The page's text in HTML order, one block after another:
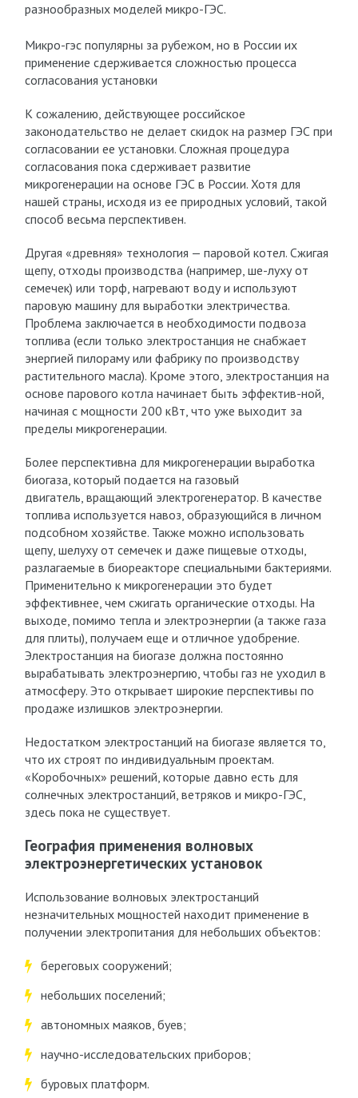
разнообразных моделей микро-ГЭС.
Микро-гэс популярны за рубежом, но в России их
применение сдерживается сложностью процесса
согласования установки
К сожалению, действующее российское
законодательство не делает скидок на размер ГЭС при
согласовании ее установки. Сложная процедура
согласования пока сдерживает развитие
микрогенерации на основе ГЭС в России. Хотя для
нашей страны, исходя из ее природных условий, такой
способ весьма перспективен.
Другая «древняя» технология — паровой котел. Сжигая
щепу, отходы производства (например, ше-луху от
семечек) или торф, нагревают воду и используют
паровую машину для выработки электричества.
Проблема заключается в необходимости подвоза
топлива (если только электростанция не снабжает
энергией пилораму или фабрику по производству
растительного масла). Кроме этого, электростанция на
основе парового котла начинает быть эффектив-ной,
начиная с мощности 200 кВт, что уже выходит за
пределы микрогенерации.
Более перспективна для микрогенерации выработка
биогаза, который подается на газовый
двигатель, вращающий электрогенератор. В качестве
топлива используется навоз, образующийся в личном
подсобном хозяйстве. Также можно использовать
щепу, шелуху от семечек и даже пищевые отходы,
разлагаемые в биореакторе специальными бактериями.
Применительно к микрогенерации это будет
эффективнее, чем сжигать органические отходы. На
выходе, помимо тепла и электроэнергии (а также газа
для плиты), получаем еще и отличное удобрение.
Электростанция на биогазе должна постоянно
вырабатывать электроэнергию, чтобы газ не уходил в
атмосферу. Это открывает широкие перспективы по
продаже излишков электроэнергии.
Недостатком электростанций на биогазе является то,
что их строят по индивидуальным проектам.
«Коробочных» решений, которые давно есть для
солнечных электростанций, ветряков и микро-ГЭС,
здесь пока не существует.
География применения волновых
электроэнергетических установок
Использование волновых электростанций
незначительных мощностей находит применение в
получении электропитания для небольших объектов:
береговых сооружений;
небольших поселений;
автономных маяков, буев;
научно-исследовательских приборов;
буровых платформ.